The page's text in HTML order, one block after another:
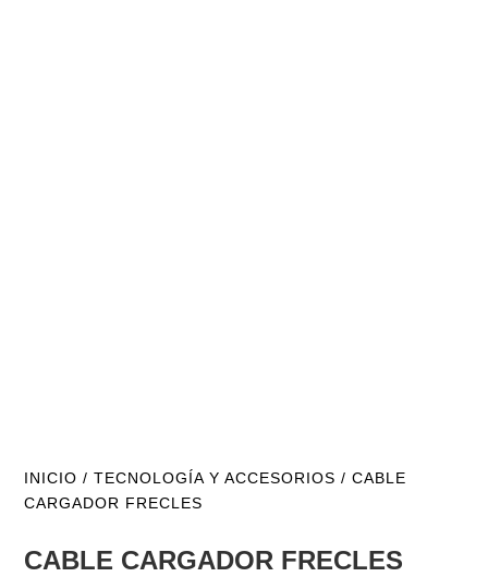
INICIO /TECNOLOGÍA Y ACCESORIOS / CABLE
CARGADOR FRECLES
CABLE CARGADOR FRECLES